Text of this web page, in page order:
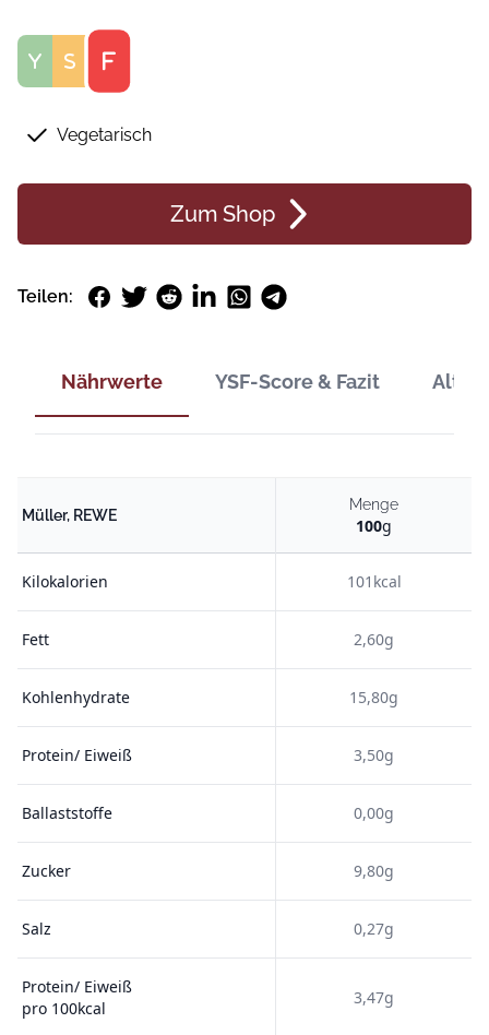
Score
Vegetarisch
Zum Shop
Teilen: Facebook
TwitterRedditLinkedInWhatsApp
Telegram
Nährwerte YSF-Score & Fazit
Müller, REWE
Menge
100g
Kilokalorien 101kcal
Fett 2,60g
Kohlenhydrate 15,80g
Protein/ Eiweiß 3,50g
Ballaststoffe 0,00g
Zucker 9,80g
Salz 0,27g
Protein/ Eiweiß
pro 100kcal
3,47g